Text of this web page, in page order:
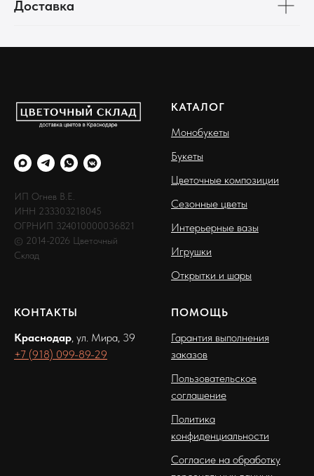
Доставка
ИП Огнев В.Е.
ИНН 233303218045
ОГРНИП 324010000036821
© 2014-2026 Цветочный
Склад
КАТАЛОГ
Монобукеты
Букеты
Цветочные композиции
Сезонные цветы
Интерьерные вазы
Игрушки
Открытки и шары
КОНТАКТЫ
Краснодар, ул. Мира, 39
+7 (918) 099-89-29
ПОМОЩЬ
Гарантия выполнения
заказов
Пользовательское
соглашение
Политика
конфиденциальности
Согласие на обработку